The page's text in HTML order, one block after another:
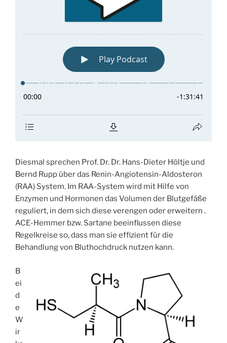
Diesmal sprechen Prof. Dr. Dr. Hans-Dieter Höltje und
Bernd Rupp über das Renin-Angiotensin-Aldosteron
(RAA) System. Im RAA-System wird mit Hilfe von
Enzymen und Hormonen das Volumen der Blutgefäße
reguliert, in dem sich diese verengen oder erweitern .
ACE-Hemmer bzw. Sartane beeinflussen diese
Regelkreise so, dass man sie effizient für die
Behandlung von Bluthochdruck nutzen kann.
B
ei
d
e
W
ir